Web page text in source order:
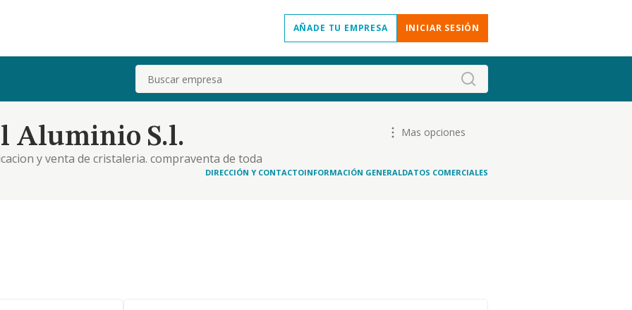
AÑADE TU EMPRESA INICIAR SESIÓN
Buscar
Aluminio S.l.
y venta de cristaleria. compraventa de toda
Mas opciones
DIRECCIÓN Y CONTACTOINFORMACIÓN GENERALDATOS COMERCIALES